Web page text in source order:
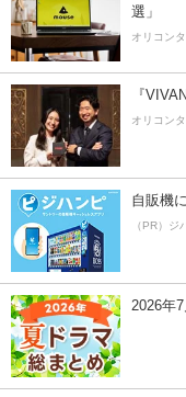
選」
オリコン
『
オリコン
自販機
（PR）ジ
2026年